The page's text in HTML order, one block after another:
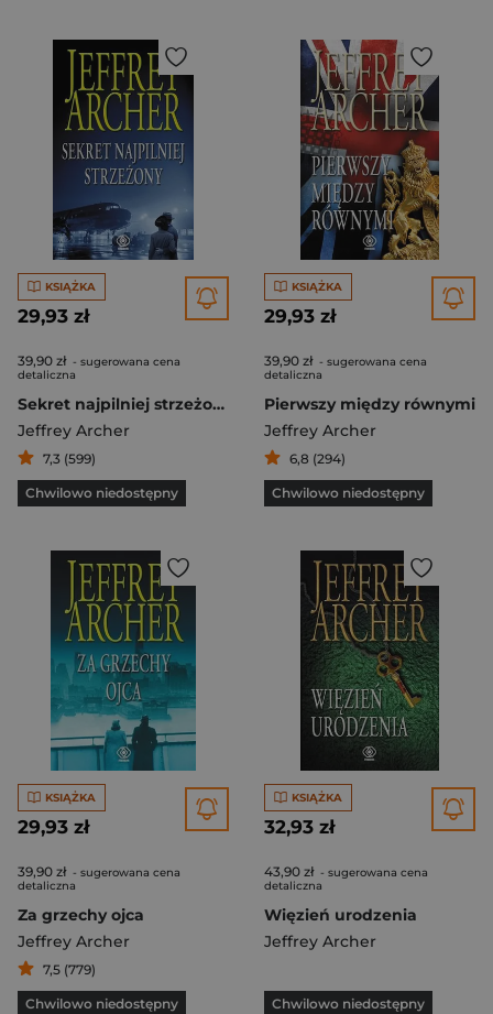
KSIĄŻKA
29,93 zł
39,90 zł - sugerowana cena
detaliczna
Sekret najpilniej strzeżony
Jeffrey Archer
7,3 (599)
Chwilowo niedostępny
KSIĄŻKA
29,93 zł
39,90 zł - sugerowana cena
detaliczna
Pierwszy między równymi
Jeffrey Archer
6,8 (294)
Chwilowo niedostępny
KSIĄŻKA
29,93 zł
39,90 zł - sugerowana cena
detaliczna
Za grzechy ojca
Jeffrey Archer
7,5 (779)
Chwilowo niedostępny
KSIĄŻKA
32,93 zł
43,90 zł - sugerowana cena
detaliczna
Więzień urodzenia
Jeffrey Archer
Chwilowo niedostępny